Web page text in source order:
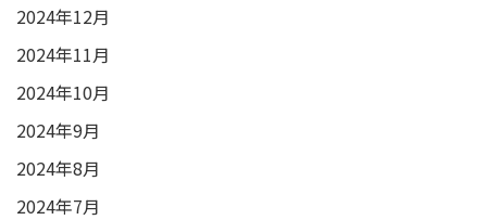
2024年12月
2024年11月
2024年10月
2024年9月
2024年8月
2024年7月